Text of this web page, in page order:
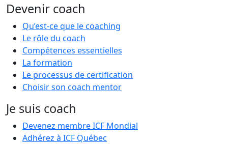
Devenir coach
Qu’est-ce que le coaching
Le rôle du coach
Compétences essentielles
La formation
Le processus de certification
Choisir son coach mentor
Je suis coach
Devenez membre ICF Mondial
Adhérez à ICF Québec